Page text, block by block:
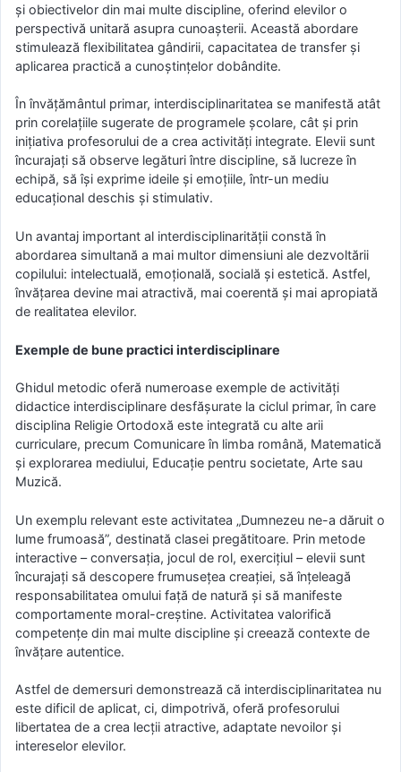
și obiectivelor din mai multe discipline, oferind elevilor o
perspectivă unitară asupra cunoașterii. Această abordare
stimulează flexibilitatea gândirii, capacitatea de transfer și
aplicarea practică a cunoștințelor dobândite.
În învățământul primar, interdisciplinaritatea se manifestă atât
prin corelațiile sugerate de programele școlare, cât și prin
inițiativa profesorului de a crea activități integrate. Elevii sunt
încurajați să observe legături între discipline, să lucreze în
echipă, să își exprime ideile și emoțiile, într-un mediu
educațional deschis și stimulativ.
Un avantaj important al interdisciplinarității constă în
abordarea simultană a mai multor dimensiuni ale dezvoltării
copilului: intelectuală, emoțională, socială și estetică. Astfel,
învățarea devine mai atractivă, mai coerentă și mai apropiată
de realitatea elevilor.
Exemple de bune practici interdisciplinare
Ghidul metodic oferă numeroase exemple de activități
didactice interdisciplinare desfășurate la ciclul primar, în care
disciplina Religie Ortodoxă este integrată cu alte arii
curriculare, precum Comunicare în limba română, Matematică
și explorarea mediului, Educație pentru societate, Arte sau
Muzică.
Un exemplu relevant este activitatea „Dumnezeu ne-a dăruit o
lume frumoasă”, destinată clasei pregătitoare. Prin metode
interactive – conversația, jocul de rol, exercițiul – elevii sunt
încurajați să descopere frumusețea creației, să înțeleagă
responsabilitatea omului față de natură și să manifeste
comportamente moral-creștine. Activitatea valorifică
competențe din mai multe discipline și creează contexte de
învățare autentice.
Astfel de demersuri demonstrează că interdisciplinaritatea nu
este dificil de aplicat, ci, dimpotrivă, oferă profesorului
libertatea de a crea lecții atractive, adaptate nevoilor și
intereselor elevilor.